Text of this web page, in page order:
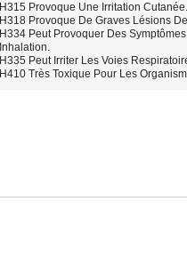
H315 Provoque Une Irritation Cutanée.
H318 Provoque De Graves Lésions
H334 Peut Provoquer Des
Inhalation.
H335 Peut Irriter Les Voies
H410 Très Toxique Pour Les